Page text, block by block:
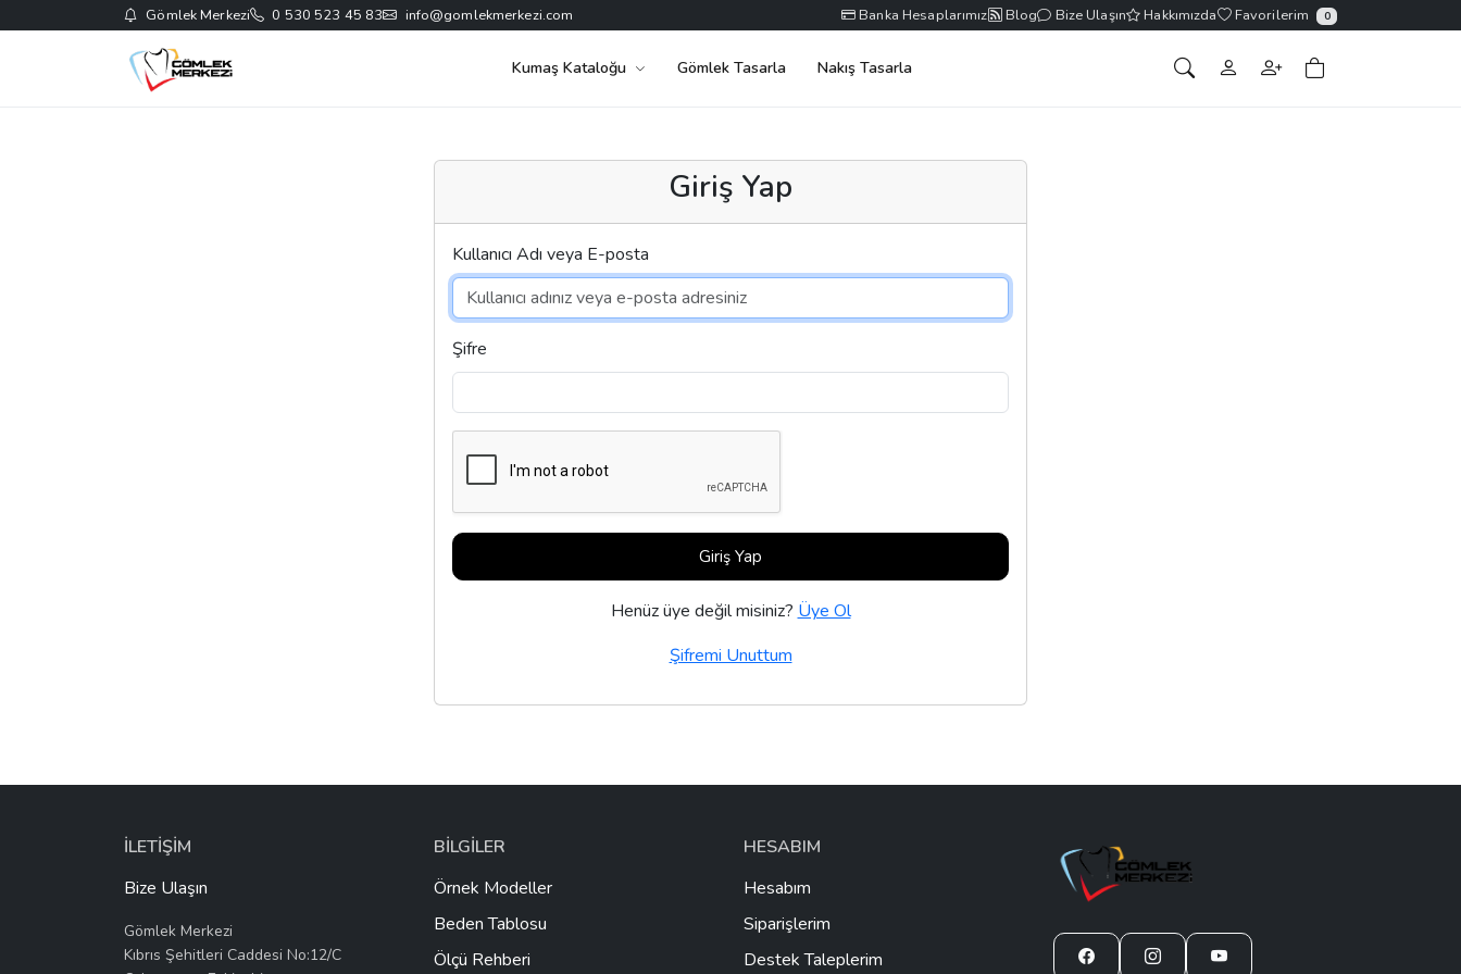
Gömlek Merkezi 0 530 523 45 83 info@gomlekmerkezi.com Banka Hesaplarımız Blog Bize Ulaşın Hakkımızda Favorilerim 0
Kumaş Kataloğu Gömlek Tasarla Nakış Tasarla
Giriş Yap
Kullanıcı Adı veya E-posta
Şifre
Giriş Yap
Henüz üye değil misiniz? Üye Ol
Şifremi Unuttum
İLETİŞİM
Bize Ulaşın
Gömlek Merkezi
Kıbrıs Şehitleri Caddesi No:12/C
BİLGİLER
Örnek Modeller
Beden Tablosu
Ölçü Rehberi
HESABIM
Hesabım
Siparişlerim
Destek Taleplerim